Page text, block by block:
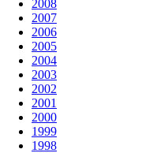
2008
2007
2006
2005
2004
2003
2002
2001
2000
1999
1998